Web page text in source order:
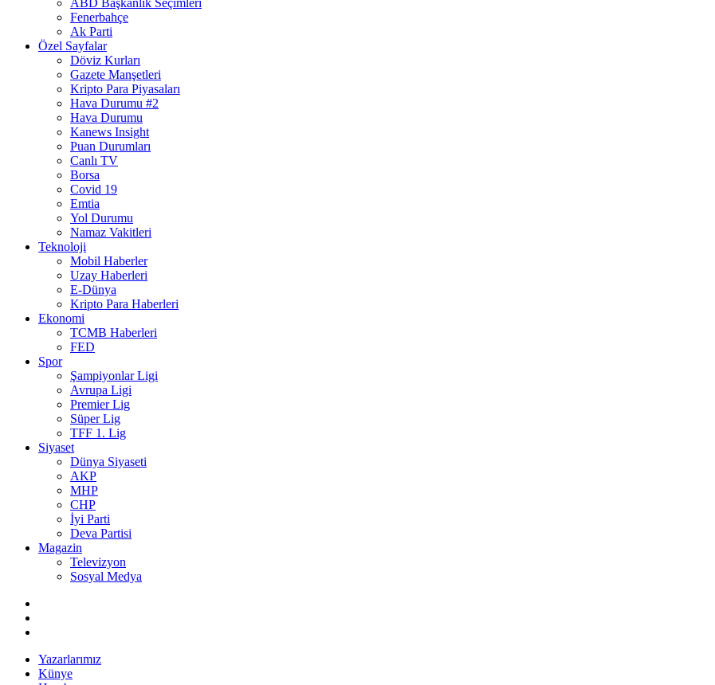
ABD Başkanlık Seçimleri
Fenerbahçe
Ak Parti
Özel Sayfalar
Döviz Kurları
Gazete Manşetleri
Kripto Para Piyasaları
Hava Durumu #2
Hava Durumu
Kanews Insight
Puan Durumları
Canlı TV
Borsa
Covid 19
Emtia
Yol Durumu
Namaz Vakitleri
Teknoloji
Mobil Haberler
Uzay Haberleri
E-Dünya
Kripto Para Haberleri
Ekonomi
TCMB Haberleri
FED
Spor
Şampiyonlar Ligi
Avrupa Ligi
Premier Lig
Süper Lig
TFF 1. Lig
Siyaset
Dünya Siyaseti
AKP
MHP
CHP
İyi Parti
Deva Partisi
Magazin
Televizyon
Sosyal Medya
Yazarlarımız
Künye